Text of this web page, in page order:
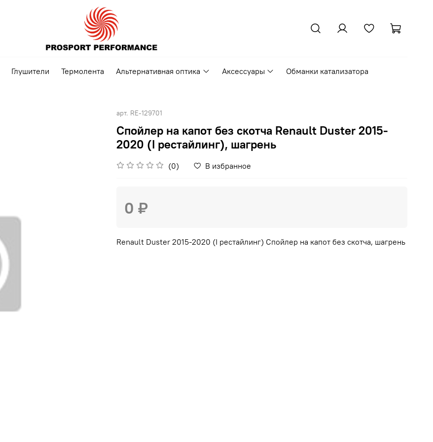
Глушители Термолента Альтернативная оптика Аксессуары Обманки катализатора
арт. RE-129701
Спойлер на капот без скотча Renault Duster 2015-
2020 (I рестайлинг), шагрень
(0) В избранное
0 ₽
Renault Duster 2015-2020 (I рестайлинг) Спойлер на капот без скотча, шагрень